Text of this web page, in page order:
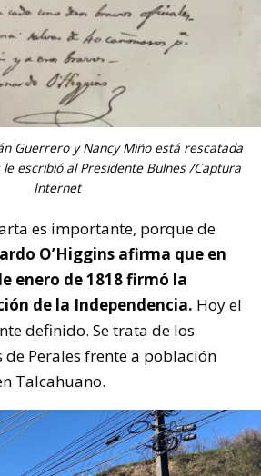
Guerrero y Nancy Miño está rescatada
le escribió al Presidente Bulnes /Captura
Internet
es importante, porque de
O’Higgins afirma que en
enero de 1818 firmó la
de la Independencia. Hoy el
definido. Se trata de los
Perales frente a población
Talcahuano.